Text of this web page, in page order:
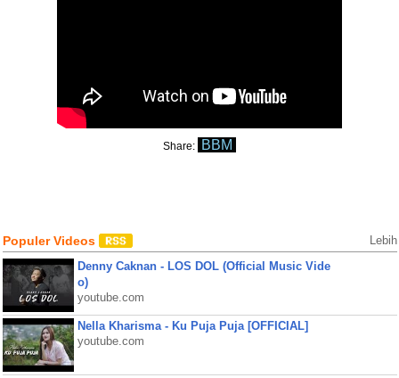
Share: BBM
Populer Videos Lebih
Denny Caknan - LOS DOL (Official Music Vide
o)
youtube.com
Nella Kharisma - Ku Puja Puja [OFFICIAL]
youtube.com